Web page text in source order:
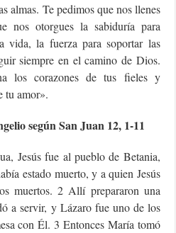
almas. Te pedimos que nos llenes
nos otorgues la sabiduría para
vida, la fuerza para soportar las
siempre en el camino de Dios.
los corazones de tus fieles y
tu amor».
según San Juan 12, 1-11
Jesús fue al pueblo de Betania,
estado muerto, y a quien Jesús
muertos. 2 Allí prepararon una
a servir, y Lázaro fue uno de los
con Él. 3 Entonces María tomó